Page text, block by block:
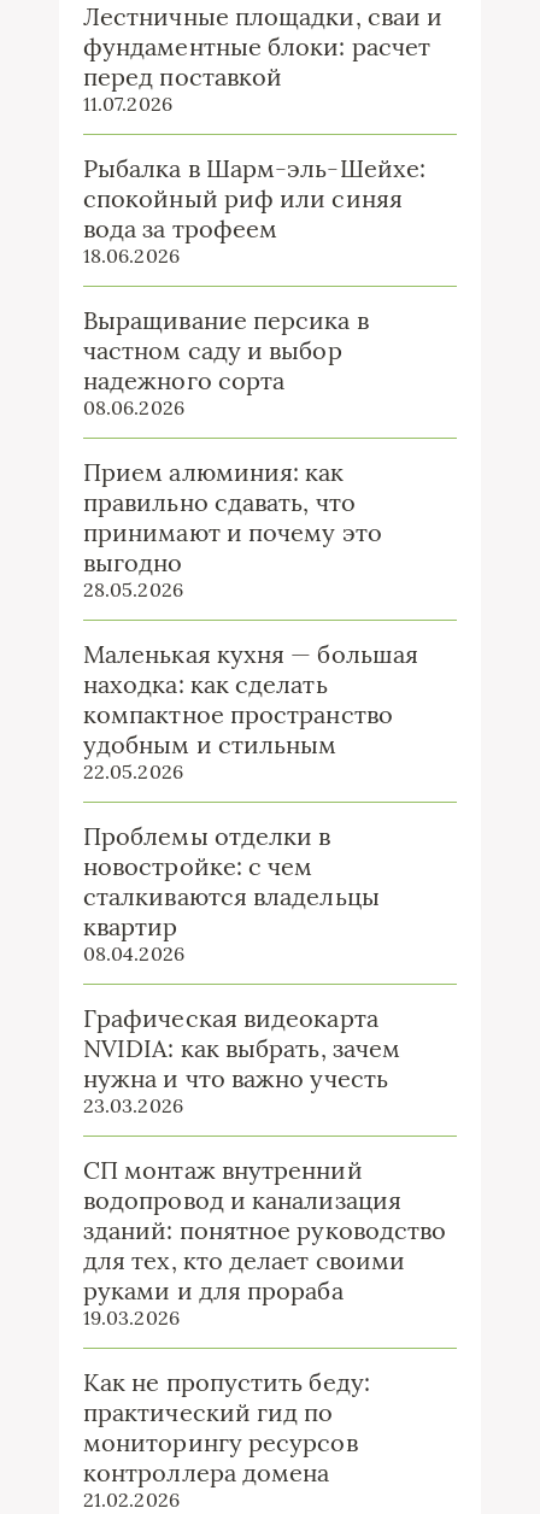
Лестничные площадки, сваи и
фундаментные блоки: расчет
перед поставкой
11.07.2026
Рыбалка в Шарм-эль-Шейхе:
спокойный риф или синяя
вода за трофеем
18.06.2026
Выращивание персика в
частном саду и выбор
надежного сорта
08.06.2026
Прием алюминия: как
правильно сдавать, что
принимают и почему это
выгодно
28.05.2026
Маленькая кухня — большая
находка: как сделать
компактное пространство
удобным и стильным
22.05.2026
Проблемы отделки в
новостройке: с чем
сталкиваются владельцы
квартир
08.04.2026
Графическая видеокарта
NVIDIA: как выбрать, зачем
нужна и что важно учесть
23.03.2026
СП монтаж внутренний
водопровод и канализация
зданий: понятное руководство
для тех, кто делает своими
руками и для прораба
19.03.2026
Как не пропустить беду:
практический гид по
мониторингу ресурсов
контроллера домена
21.02.2026